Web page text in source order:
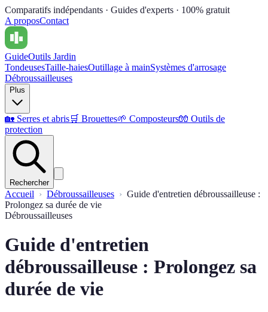
Comparatifs indépendants · Guides d'experts · 100% gratuit
A proposContact
GuideOutils Jardin
TondeusesTaille-haiesOutillage à mainSystèmes d'arrosage
Débroussailleuses
Plus
🏡 Serres et abris🛒 Brouettes🌱 Composteurs🧤 Outils de
protection
Rechercher
Accueil Débroussailleuses
Guide d'entretien débroussailleuse :
Prolongez sa durée de vie
Débroussailleuses
Guide d'entretien
débroussailleuse : Prolongez sa
durée de vie